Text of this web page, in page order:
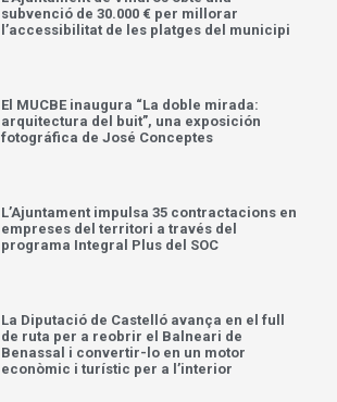
subvenció de 30.000 € per millorar
l’accessibilitat de les platges del municipi
El MUCBE inaugura “La doble mirada:
arquitectura del buit”, una exposición
fotográfica de José Conceptes
L’Ajuntament impulsa 35 contractacions en
empreses del territori a través del
programa Integral Plus del SOC
La Diputació de Castelló avança en el full
de ruta per a reobrir el Balneari de
Benassal i convertir-lo en un motor
econòmic i turístic per a l’interior